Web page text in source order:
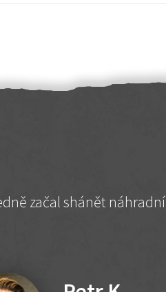
začal shánět náhradní